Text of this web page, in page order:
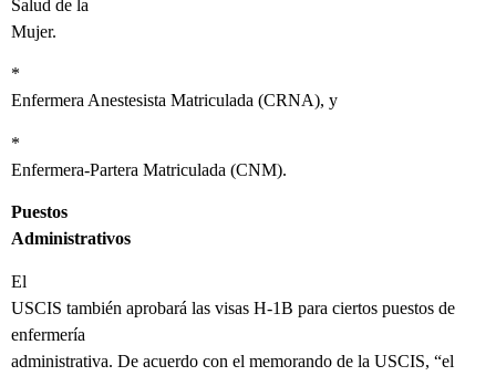
Salud de la
Mujer.
*
Enfermera Anestesista Matriculada (CRNA), y
*
Enfermera-Partera Matriculada (CNM).
Puestos
Administrativos
El
USCIS también aprobará las visas H-1B para ciertos puestos de
enfermería
administrativa. De acuerdo con el memorando de la USCIS, “el